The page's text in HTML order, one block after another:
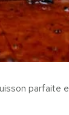
parfaite